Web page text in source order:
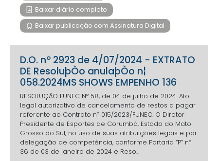
Baixar diário completo
Baixar publicação com Assinatura Digital
D.O. nº 2923 de 4/07/2024 - EXTRATO
DE ResoluþÒo anulaþÒo n¦
058.2024MS SHOWS EMPENHO 136
RESOLUÇÃO FUNEC Nº 58, de 04 de julho de 2024. Ato
legal autorizativo de cancelamento de restos a pagar
referente ao Contrato nº 015/2023/FUNEC. O Diretor
Presidente de Esportes de Corumbá, Estado do Mato
Grosso do Sul, no uso de suas atribuições legais e por
delegação de competência, conforme Portaria “P” nº
36 de 03 de janeiro de 2024 e Reso...